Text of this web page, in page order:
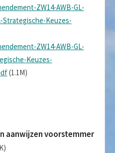
ZW14-AWB-GL-
Keuzes-
ZW14-AWB-GL-
Keuzes-
(1.1M)
aanwijzen voorstemmer